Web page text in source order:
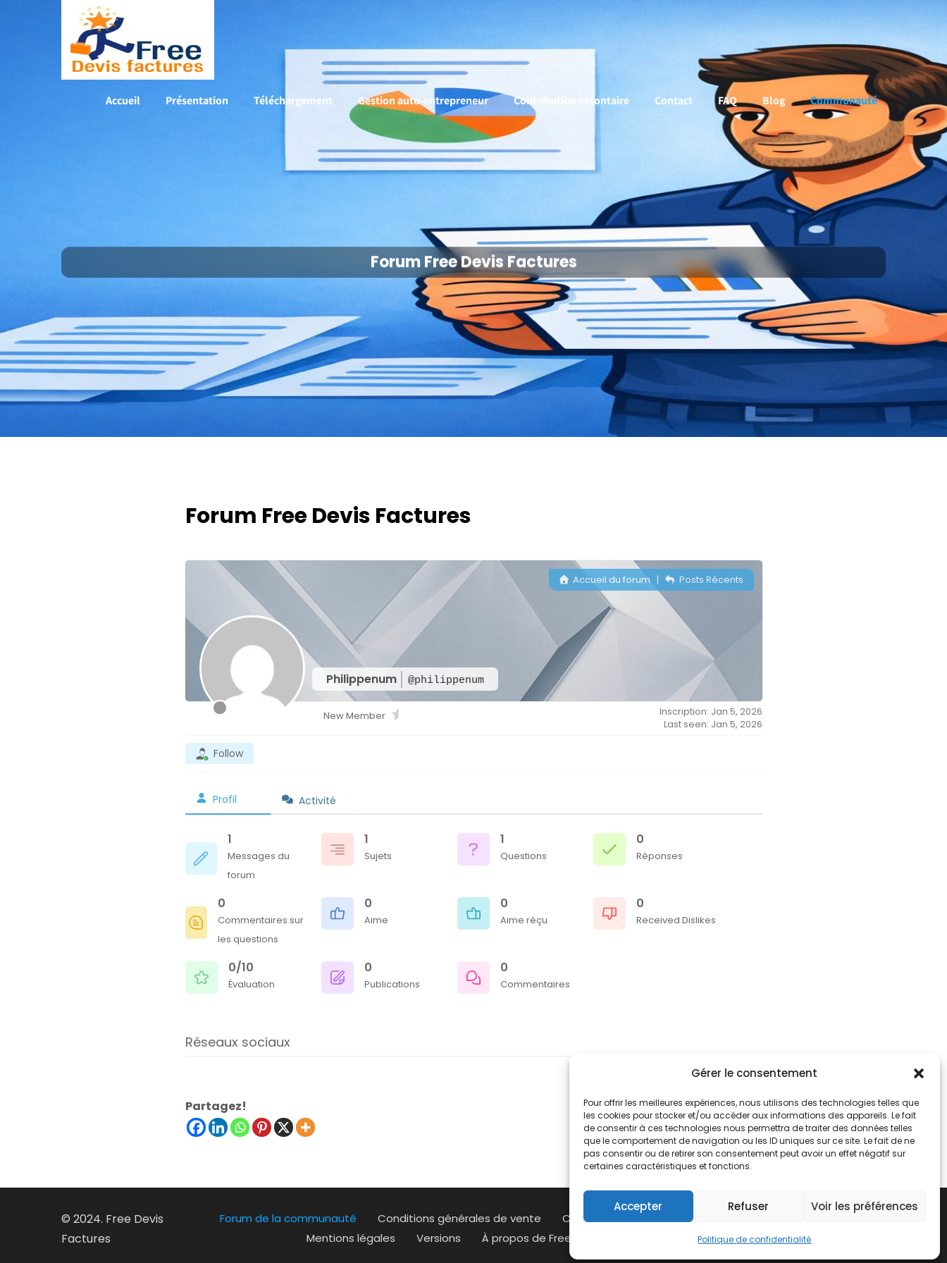
Gérer le consentement
Pour offrir les meilleures expériences, nous utilisons des technologies telles que
les cookies pour stocker et/ou accéder aux informations des appareils. Le fait
de consentir à ces technologies nous permettra de traiter des données telles
que le comportement de navigation ou les ID uniques sur ce site. Le fait de ne
pas consentir ou de retirer son consentement peut avoir un effet négatif sur
certaines caractéristiques et fonctions.
Accepter Refuser Voir les préférences
Politique de confidentialité
Accueil Présentation Téléchargement Gestion auto-entrepreneur Contribution volontaire Contact FAQ Blog Communauté
Forum Free Devis Factures
Forum Free Devis Factures
Philippenum @philippenum
Accueil du forum | Posts Récents
New Member
Inscription: Jan 5, 2026
Last seen: Jan 5, 2026
Follow
Profil Activité
1
Messages du
forum
1
Sujets
1
Questions
0
Réponses
0
Commentaires sur
les questions
0
Aime
0
Aime réçu
0
Received Dislikes
0/10
Évaluation
0
Publications
0
Commentaires
Réseaux sociaux
Partagez!
© 2024. Free Devis
Factures
Forum de la communauté Conditions générales de vente
Conditions générales d’utilisation
Mentions légales
Versions À propos de Free Devis Factures